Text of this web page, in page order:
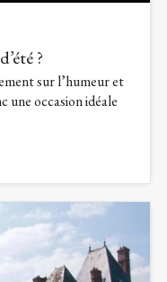
?
sur l’humeur et
une occasion idéale